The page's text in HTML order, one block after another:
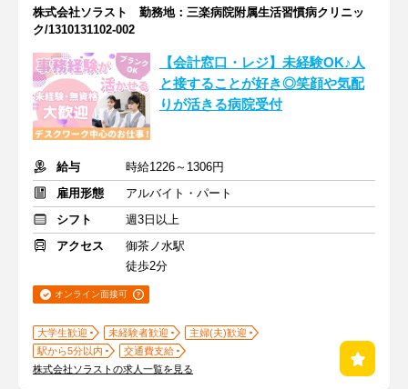
株式会社ソラスト 勤務地：三楽病院附属生活習慣病クリニッ
ク/1310131102-002
【会計窓口・レジ】未経験OK♪人
と接することが好き◎笑顔や気配
りが活きる病院受付
給与
時給1226～1306円
雇用形態
アルバイト・パート
シフト
週3日以上
アクセス
御茶ノ水駅
徒歩2分
オンライン面接可
大学生歓迎 未経験者歓迎
主婦(夫)歓迎
駅から5分以内
交通費支給
株式会社ソラストの求人一覧を見る